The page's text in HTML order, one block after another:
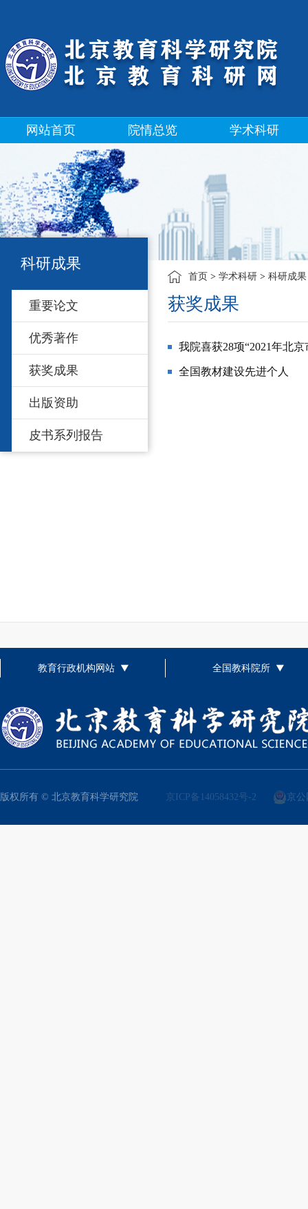
网站首页 院情总览 学术科研
科研成果
重要论文
优秀著作
获奖成果
出版资助
皮书系列报告
首页 > 学术科研 > 科研成果
获奖成果
我院喜获28项“2021年北
全国教材建设先进个人
教育行政机构网站 全国教科院所
版权所有 © 北京教育科学研究院 京ICP备14058432号-2 京公